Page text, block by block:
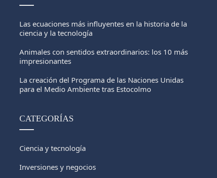
Las ecuaciones más influyentes en la historia de la
ciencia y la tecnología
Animales con sentidos extraordinarios: los 10 más
impresionantes
La creación del Programa de las Naciones Unidas
para el Medio Ambiente tras Estocolmo
CATEGORÍAS
Ciencia y tecnología
Inversiones y negocios